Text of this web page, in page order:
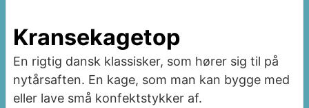
Kransekagetop
En rigtig dansk klassisker, som hører sig til på
nytårsaften. En kage, som man kan bygge med
eller lave små konfektstykker af.